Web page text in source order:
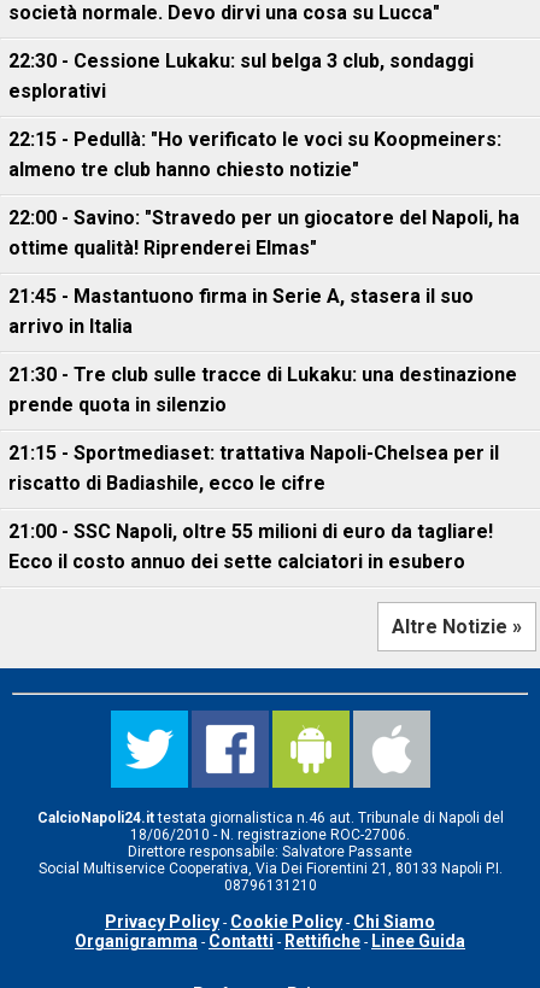
società normale. Devo dirvi una cosa su Lucca"
22:30 - Cessione Lukaku: sul belga 3 club, sondaggi
esplorativi
22:15 - Pedullà: "Ho verificato le voci su Koopmeiners:
almeno tre club hanno chiesto notizie"
22:00 - Savino: "Stravedo per un giocatore del Napoli, ha
ottime qualità! Riprenderei Elmas"
21:45 - Mastantuono firma in Serie A, stasera il suo
arrivo in Italia
21:30 - Tre club sulle tracce di Lukaku: una destinazione
prende quota in silenzio
21:15 - Sportmediaset: trattativa Napoli-Chelsea per il
riscatto di Badiashile, ecco le cifre
21:00 - SSC Napoli, oltre 55 milioni di euro da tagliare!
Ecco il costo annuo dei sette calciatori in esubero
Altre Notizie »
CalcioNapoli24.ittestata giornalistica n.46 aut. Tribunale di Napoli del
18/06/2010 - N. registrazione ROC-27006.
Direttore responsabile: Salvatore Passante
Social Multiservice Cooperativa, Via Dei Fiorentini 21, 80133 Napoli P.I.
08796131210
Privacy Policy - Cookie Policy - Chi Siamo
Organigramma - Contatti - Rettifiche - Linee Guida